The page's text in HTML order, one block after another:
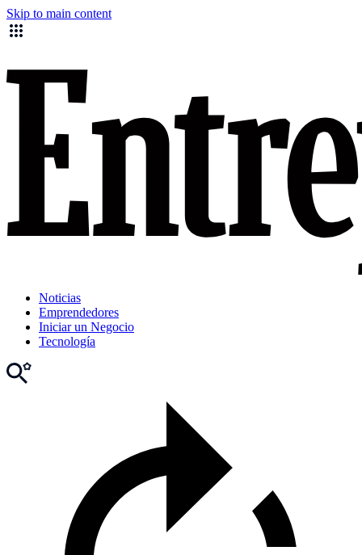
Skip to main content
Noticias
Emprendedores
Iniciar un Negocio
Tecnología